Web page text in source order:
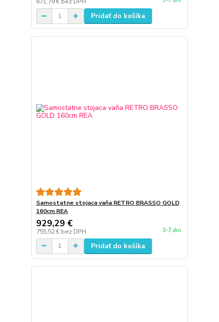
Pridať do košíka
Samostatne stojaca vaňa RETRO BRASSO GOLD
160cm REA
929,29 €
755,52 € bez DPH 3-7 dni
Pridať do košíka